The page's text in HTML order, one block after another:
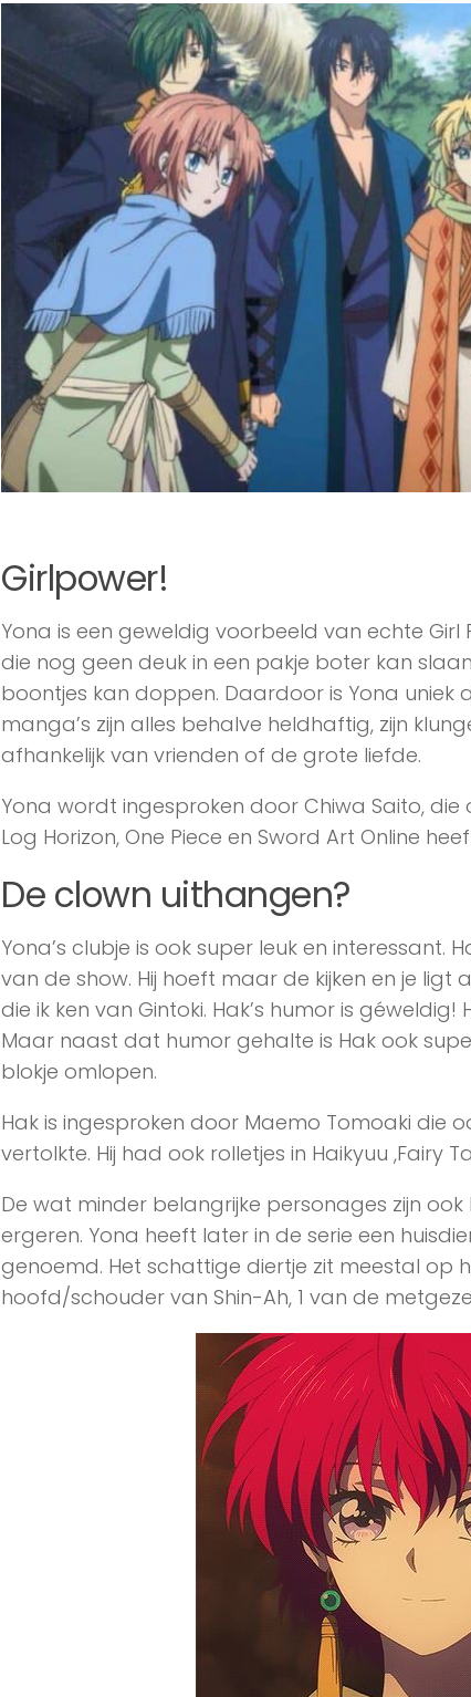
Girlpower!
Yona is een geweldig voorbeeld van echte
die nog geen deuk in een pakje boter kan
boontjes kan doppen. Daardoor is Yona uniek
manga’s zijn alles behalve heldhaftig, zijn
afhankelijk van vrienden of de grote liefde.
Yona wordt ingesproken door Chiwa Saito,
Log Horizon, One Piece en Sword Art Online
De clown uithangen?
Yona’s clubje is ook super leuk en
van de show. Hij hoeft maar de kijken en je ligt
die ik ken van Gintoki. Hak’s humor is
Maar naast dat humor gehalte is Hak ook
blokje omlopen.
Hak is ingesproken door Maemo Tomoaki die
vertolkte. Hij had ook rolletjes in Haikyuu ,Fairy
De wat minder belangrijke personages zijn
ergeren. Yona heeft later in de serie een
genoemd. Het schattige diertje zit meestal op
hoofd/schouder van Shin-Ah, 1 van de